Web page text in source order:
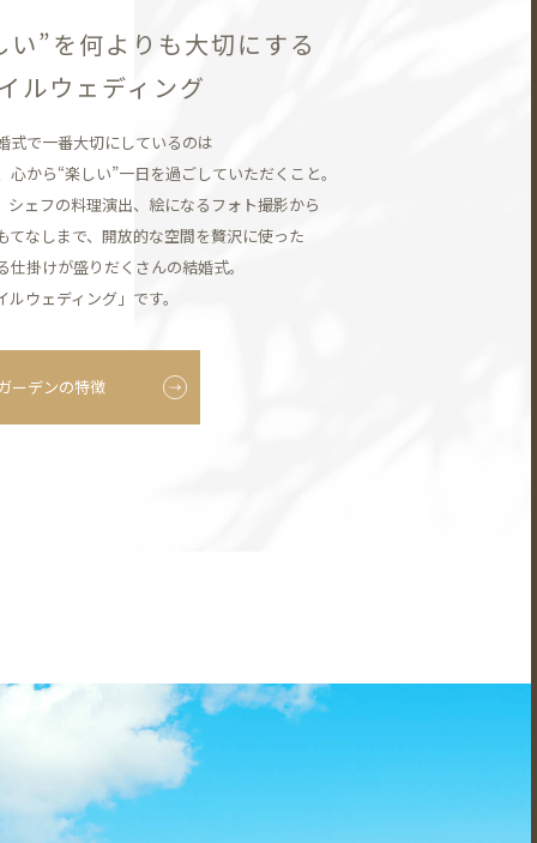
”を何よりも大切にする
ルウェディング
式で一番大切にしているのは
心から“楽しい”一日を過ごしていただくこと。
ェフの料理演出、 絵になるフォト撮影から
てなしまで、開放的な空間を贅沢に使った
掛けが盛りだくさんの結婚式。
ウェディング」です。
ーデンの特徴